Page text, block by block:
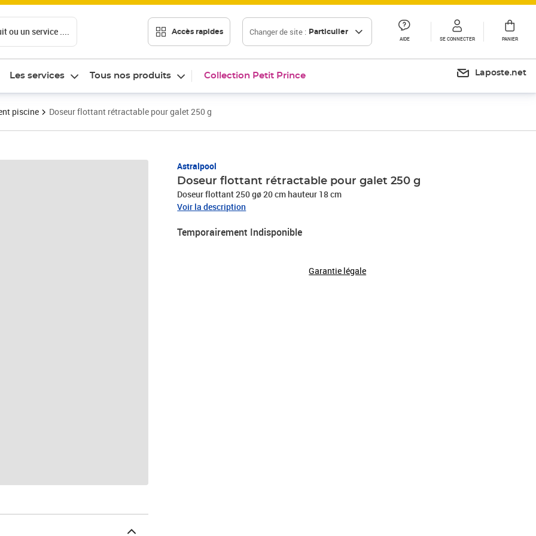
ou un service .... Accès rapides Changer de site : Particulier
AIDE SE CONNECTER PANIER
Les services Tous nos produits Collection Petit Prince Laposte.net
piscine Doseur flottant rétractable pour galet 250 g
Astralpool
Doseur flottant rétractable pour galet 250 g
Doseur ﬂottant 250 gø 20 cm hauteur 18 cm
Voir la description
Temporairement Indisponible
Garantie légale